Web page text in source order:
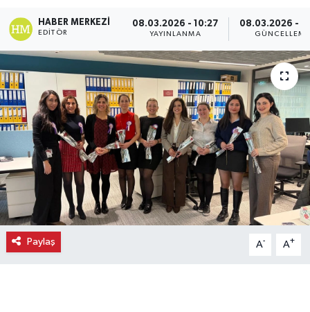
HABER MERKEZI
EDITÖR
08.03.2026 - 10:27
YAYINLANMA
08.03.2026 -
GÜNCELLEME
Paylaş A- A+
Eleman
Emlak
Gündem
Gurme
Haber
İlçe Haberleri
Keşfet